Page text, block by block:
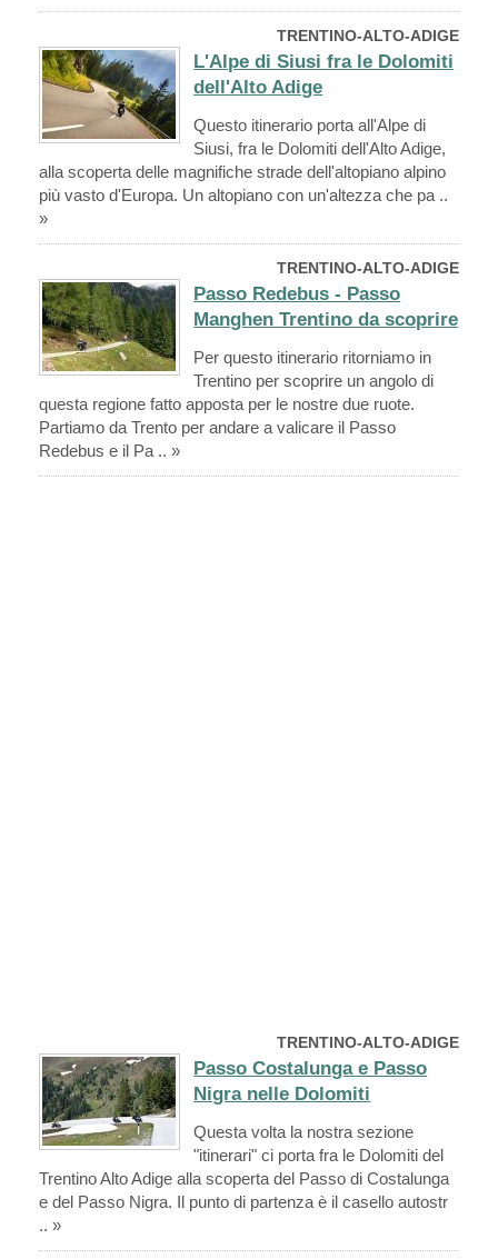
TRENTINO-ALTO-ADIGE
L'Alpe di Siusi fra le Dolomiti
dell'Alto Adige
Questo itinerario porta all'Alpe di
Siusi, fra le Dolomiti dell'Alto Adige,
alla scoperta delle magnifiche strade dell'altopiano alpino
più vasto d'Europa. Un altopiano con un'altezza che pa ..
»
TRENTINO-ALTO-ADIGE
Passo Redebus - Passo
Manghen Trentino da scoprire
Per questo itinerario ritorniamo in
Trentino per scoprire un angolo di
questa regione fatto apposta per le nostre due ruote.
Partiamo da Trento per andare a valicare il Passo
Redebus e il Pa .. »
TRENTINO-ALTO-ADIGE
Passo Costalunga e Passo
Nigra nelle Dolomiti
Questa volta la nostra sezione
"itinerari" ci porta fra le Dolomiti del
Trentino Alto Adige alla scoperta del Passo di Costalunga
e del Passo Nigra. Il punto di partenza è il casello autostr
.. »